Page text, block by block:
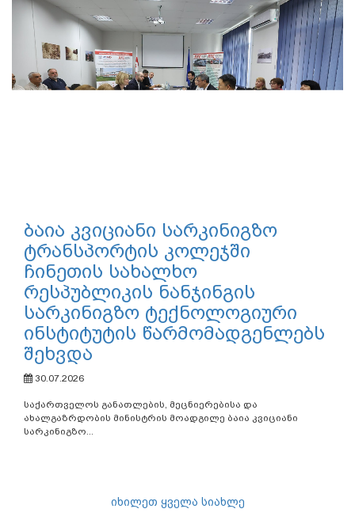
ბაია კვიციანი სარკინიგზო
ტრანსპორტის კოლეჯში
ჩინეთის სახალხო
რესპუბლიკის ნანჯინგის
სარკინიგზო ტექნოლოგიური
ინსტიტუტის წარმომადგენლებს
შეხვდა
30.07.2026
საქართველოს განათლების, მეცნიერებისა და
ახალგაზრდობის მინისტრის მოადგილე ბაია კვიციანი
სარკინიგზო...
იხილეთ ყველა სიახლე